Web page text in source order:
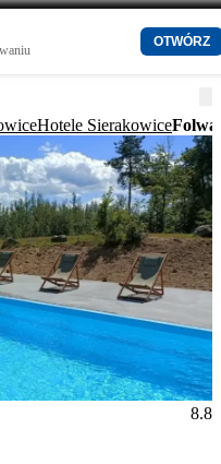
OTWÓRZ
Hotele Sierakowice
8.8